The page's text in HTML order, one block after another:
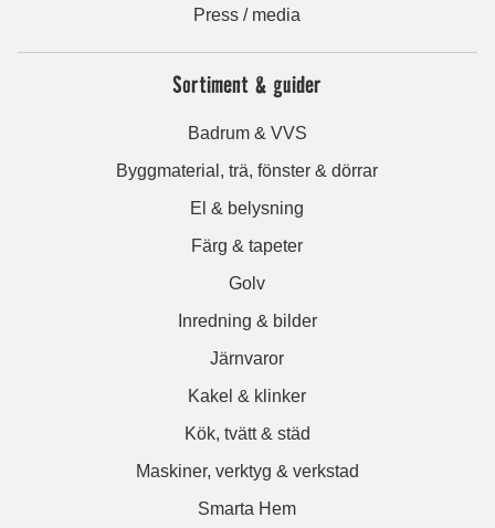
Press / media
Sortiment & guider
Badrum & VVS
Byggmaterial, trä, fönster & dörrar
El & belysning
Färg & tapeter
Golv
Inredning & bilder
Järnvaror
Kakel & klinker
Kök, tvätt & städ
Maskiner, verktyg & verkstad
Smarta Hem